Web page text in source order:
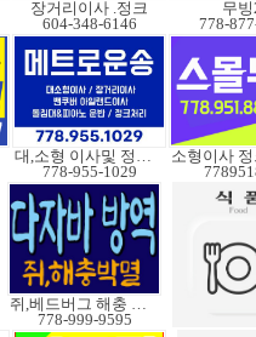
장거리이사 .정크
604-348-6146
무
778-
대,소형 이사및 정크처
778-955-1029
쥐,베드버그 해충 박멸
778-999-9595